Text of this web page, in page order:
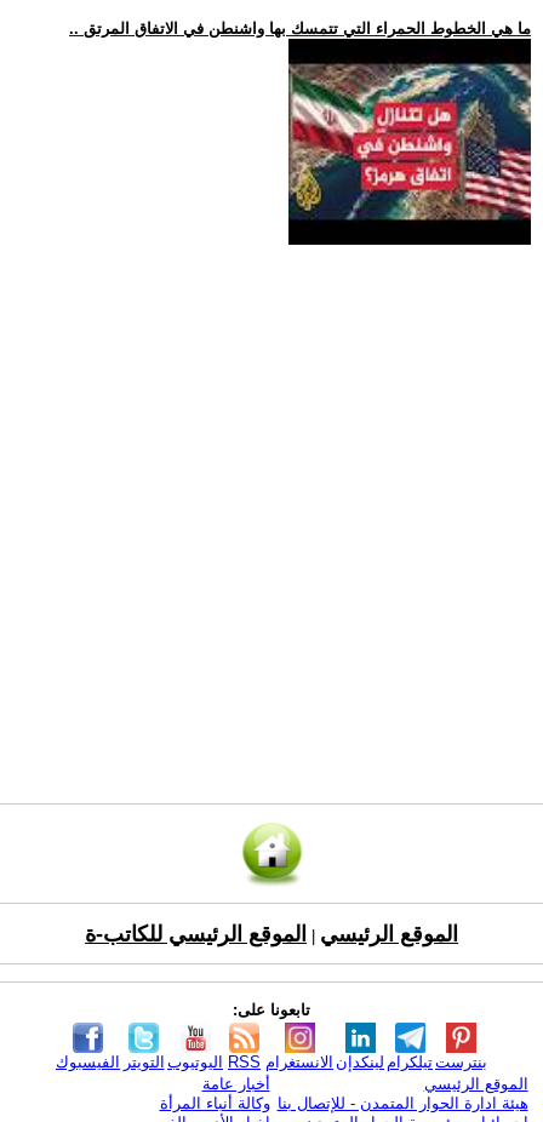
.. ما هي الخطوط الحمراء التي تتمسك بها واشنطن في الاتفاق المرتق
الموقع الرئيسي الموقع الرئيسي للكاتب-ة
تابعونا على:
الفيسبوك التويتر اليوتيوب RSS الانستغرام لينكدإن تيلكرامبنترست
الموقع الرئيسي
هيئة ادارة الحوار المتمدن - للإتصال بنا
أخبار عامة
وكالة أنباء المرأة